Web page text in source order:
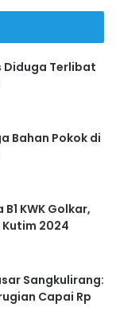
Diduga Terlibat
Bahan Pokok di
KWK Golkar,
2024
Sangkulirang:
Capai Rp